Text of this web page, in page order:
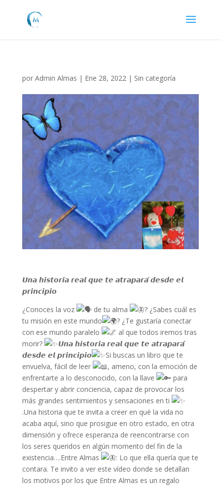
por Admin Almas | Ene 28, 2022| Sin categoría
𝙐𝙣𝙖 𝙝𝙞𝙨𝙩𝙤𝙧𝙞𝙖 𝙧𝙚𝙖𝙡 𝙦𝙪𝙚 𝙩𝙚 𝙖𝙩𝙧𝙖𝙥𝙖𝙧𝙖́ 𝙙𝙚𝙨𝙙𝙚 𝙚𝙡
𝙥𝙧𝙞𝙣𝙘𝙞𝙥𝙞𝙤
¿Conoces la voz
de tu alma
? ¿Sabes cuál es
tu misión en este mundo
? ¿Te gustaría conectar
con ese mundo paralelo
al que todos iremos tras
morir?
𝙐𝙣𝙖 𝙝𝙞𝙨𝙩𝙤𝙧𝙞𝙖 𝙧𝙚𝙖𝙡 𝙦𝙪𝙚 𝙩𝙚 𝙖𝙩𝙧𝙖𝙥𝙖𝙧𝙖́
𝙙𝙚𝙨𝙙𝙚 𝙚𝙡 𝙥𝙧𝙞𝙣𝙘𝙞𝙥𝙞𝙤
Si buscas un libro que te
envuelva, fácil de leer
, ameno, con la emoción de
enfrentarte a lo desconocido, con la llave
para
despertar y abrir conciencia, capaz de provocar los
más grandes sentimientos y sensaciones en ti
.Una historia que te invita a creer en qué la vida no
acaba aquí, sino que prosigue en otro estado, en otra
dimensión y ofrece esperanza de reencontrarse con
los seres queridos en algún momento del fin de la
existencia….Entre Almas
: Lo que ella quería que te
contara. Te invito a ver este vídeo donde se detallan
los motivos por los que Entre Almas es un regalo